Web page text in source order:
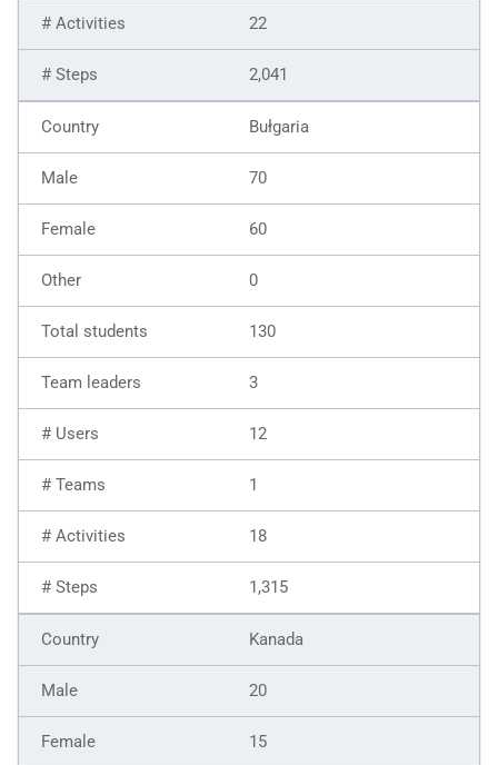
22
2,041
Bułgaria
70
60
0
130
3
12
1
18
1,315
Kanada
20
15